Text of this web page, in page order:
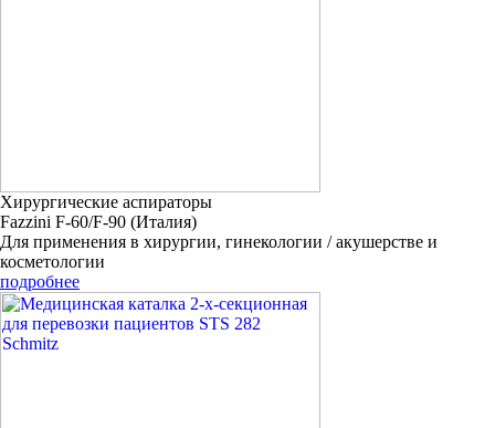
Хирургические аспираторы
Fazzini F-60/F-90 (Италия)
Для применения в хирургии, гинекологии / акушерстве и
косметологии
подробнее